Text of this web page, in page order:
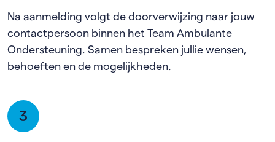
Na aanmelding volgt de doorverwijzing naar jouw
contactpersoon binnen het Team Ambulante
Ondersteuning. Samen bespreken jullie wensen,
behoeften en de mogelijkheden.
3